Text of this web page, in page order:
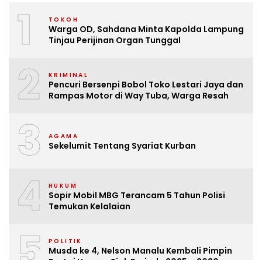
1 TOKOH
Warga OD, Sahdana Minta Kapolda Lampung
Tinjau Perijinan Organ Tunggal
2 KRIMINAL
Pencuri Bersenpi Bobol Toko Lestari Jaya dan
Rampas Motor di Way Tuba, Warga Resah
3 AGAMA
Sekelumit Tentang Syariat Kurban
4 HUKUM
Sopir Mobil MBG Terancam 5 Tahun Polisi
Temukan Kelalaian
POLITIK
Musda ke 4, Nelson Manalu Kembali Pimpin